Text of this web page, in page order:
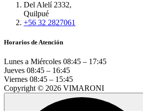
Del Alelí 2332,
Quilpué
+56 32 2827061
Horarios de Atención
Lunes a Miércoles 08:45 – 17:45
Jueves 08:45 – 16:45
Viernes 08:45 – 15:45
Copyright © 2026 VIMARONI